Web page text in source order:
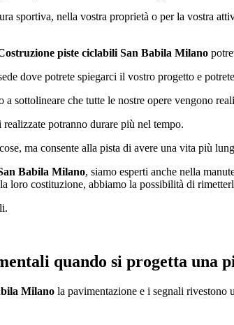
sportiva, nella vostra proprietà o per la vostra
piste ciclabili San Babila Milano
dove potrete spiegarci il vostro progetto e
sottolineare che tutte le nostre opere vengono
potranno durare più nel tempo.
ma consente alla pista di avere una vita più
Babila Milano, siamo esperti anche nella
loro costituzione, abbiamo la possibilità di
quando si progetta una
Milano la pavimentazione e i segnali rivestono